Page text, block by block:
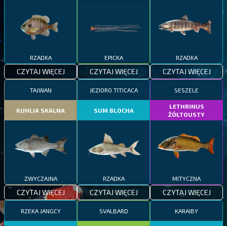
RZADKA
CZYTAJ WIĘCEJ
EPICKA
CZYTAJ WIĘCEJ
RZADKA
CZYTAJ WIĘCEJ
TAJWAN
KUHLIA SKALNA
ZWYCZAJNA
CZYTAJ WIĘCEJ
JEZIORO TITICACA
SUM BLOCHA
RZADKA
CZYTAJ WIĘCEJ
SESZELE
LETHRINUS
ŻÓŁTOUSTY
MITYCZNA
CZYTAJ WIĘCEJ
RZEKA JANGCY SVALBARD KARAIBY